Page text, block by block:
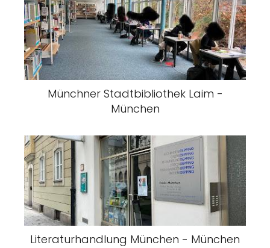
Münchner Stadtbibliothek Laim -
München
Literaturhandlung München - München